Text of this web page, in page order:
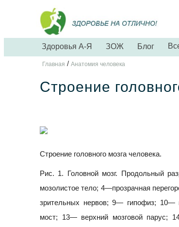
Здоровья А-Я ЗОЖ Блог
Главная / Анатомия человека
Строение
Строение головного мозга человека.
Рис. 1. Головной мозг. Продольный
мозолистое тело; 4—прозрачная
зрительных нервов; 9— гипофиз; 10—
мост; 13— верхний мозговой парус;